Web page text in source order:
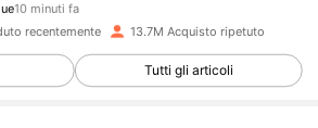
recentemente 13.7M Acquisto ripetuto
Tutti gli articoli